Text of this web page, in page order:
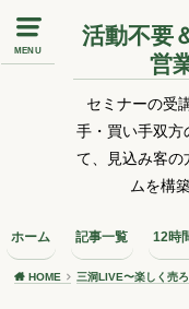
MENU
活動不要
営
セミナーの受
手・買い手双方
て、見込み客の
ムを構
ホーム 記事一覧 12時
HOME 三洞LIVE〜楽しく売ろ